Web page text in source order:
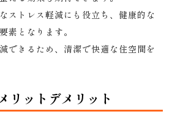
ストレス軽減にも役立ち、健康的な
素となります。
できるため、清潔で快適な住空間を
リットデメリット